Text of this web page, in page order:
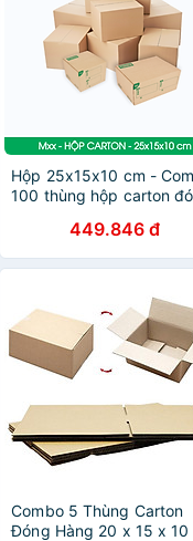
Hộp 25x15x10 cm -
100 thùng hộp carton
449.846 đ
Combo 5 Thùng Carton
Đóng Hàng 20 x 15 x 10